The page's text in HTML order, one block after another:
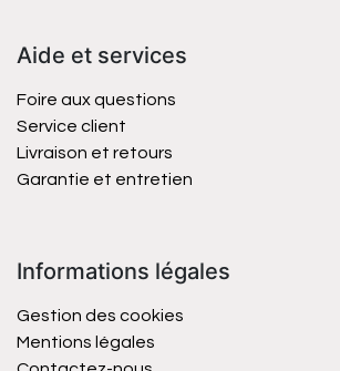
Aide et services
Foire aux questions
Service client
Livraison et retours
Garantie et entretien
Informations légales
Gestion des cookies
Mentions légales